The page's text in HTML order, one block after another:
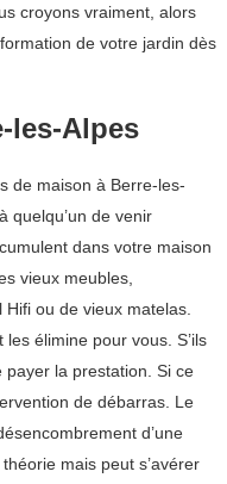
croyons vraiment, alors
de votre jardin dès
les-Alpes
de maison à Berre-les-
quelqu’un de venir
dans votre maison
vieux meubles,
Hifi ou de vieux matelas.
élimine pour vous. S’ils
la prestation. Si ce
de débarras. Le
d’une
mais peut s’avérer